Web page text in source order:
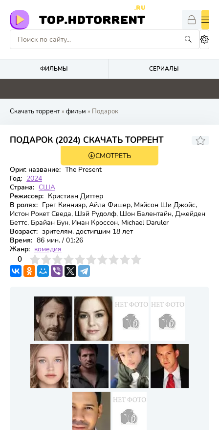
TOP.HDTORRENT
.RU
ФИЛЬМЫ СЕРИАЛЫ
4.8 0 0 0
Скачать торрент» фильм » Подарок
ПОДАРОК (2024) СКАЧАТЬ ТОРРЕНТ
6,677 5,6
СМОТРЕТЬ
Ориг. название: The Present
Год: 2024
Страна: США
Режиссер: Кристиан Диттер
В ролях: Грег Кинниэр, Айла Фишер, Мэйсон Ши Джойс,
Истон Рокет Сведа, Шэй Рудолф, Шон Балентайн, Джейден
Беттс, Брайан Бун, Иман Кроссон, Michael Daruler
Возраст: зрителям, достигшим 18 лет
Время: 86 мин. / 01:26
Жанр: комедия
0
4 6 7 8 9 10